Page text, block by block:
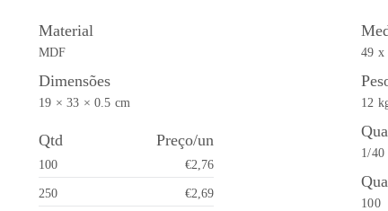
Material
MDF
Dimensões
19 × 33 × 0.5 cm
Qtd Preço/un
100 €2,76
250 €2,69
49 x
12
1/40
100